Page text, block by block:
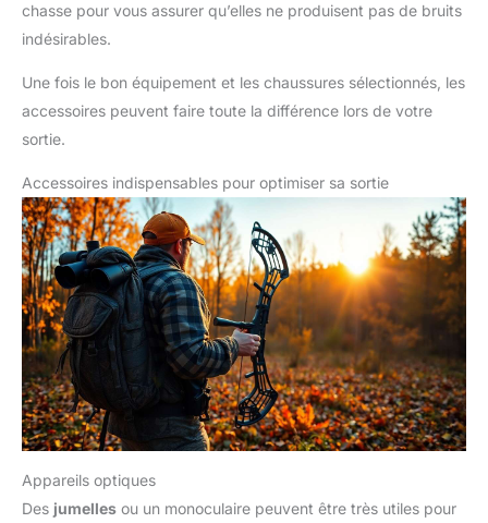
chasse pour vous assurer qu’elles ne produisent pas de bruits
indésirables.
Une fois le bon équipement et les chaussures sélectionnés, les
accessoires peuvent faire toute la différence lors de votre
sortie.
Accessoires indispensables pour optimiser sa sortie
Appareils optiques
Des jumelles ou un monoculaire peuvent être très utiles pour